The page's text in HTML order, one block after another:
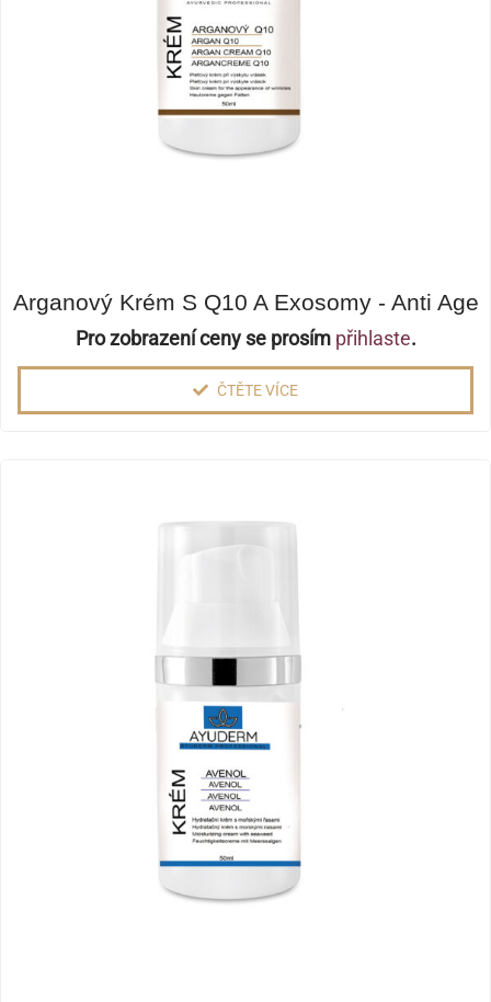
Arganový Krém S Q10 A Exosomy - Anti Age
Pro zobrazení ceny se prosím přihlaste.
ČTĚTE VÍCE